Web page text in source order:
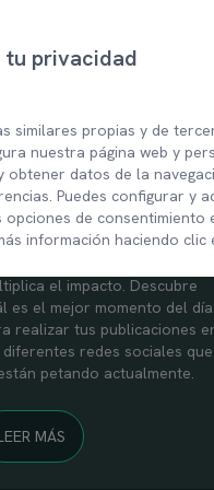
mejores horarios
publicar en redes
qué publicar es
el impacto. Descubre
es el mejor momento del día
realizar tus publicaciones
diferentes redes sociales que
petando actualmente.
MÁS
tu privacidad
similares propias y de
nuestra página web y
obtener datos de la
Puedes configurar y
opciones de
información haciendo clic